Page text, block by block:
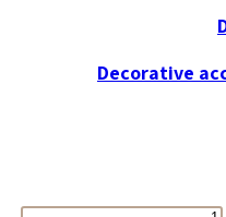
Decorative